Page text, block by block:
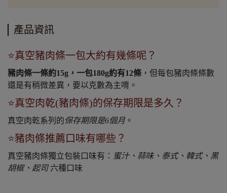
產品資訊
⭐真空豬肉條一包大約有幾條呢？
豬肉條一條約15g，一包180g約有12條 ，但每包豬肉條條數
還是有稍微差異，要以克數為主唷。
⭐真空肉乾(豬肉條)的保存期限是多久？
真空肉乾系列的保存期限是6個月 。
⭐豬肉條推薦口味有哪些？
真空豬肉條獨立包裝口味有： 蜜汁、蒜味、泰式、韓式、黑
胡椒、起司 六種口味